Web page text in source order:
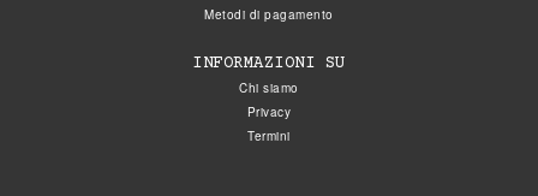
Metodi di pagamento
INFORMAZIONI SU
Chi siamo
Privacy
Termini